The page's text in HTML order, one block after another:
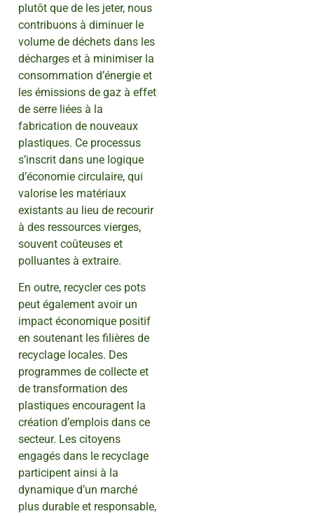
plutôt que de les jeter, nous
contribuons à diminuer le
volume de déchets dans les
décharges et à minimiser la
consommation d’énergie et
les émissions de gaz à effet
de serre liées à la
fabrication de nouveaux
plastiques. Ce processus
s’inscrit dans une logique
d’économie circulaire, qui
valorise les matériaux
existants au lieu de recourir
à des ressources vierges,
souvent coûteuses et
polluantes à extraire.
En outre, recycler ces pots
peut également avoir un
impact économique positif
en soutenant les filières de
recyclage locales. Des
programmes de collecte et
de transformation des
plastiques encouragent la
création d’emplois dans ce
secteur. Les citoyens
engagés dans le recyclage
participent ainsi à la
dynamique d’un marché
plus durable et responsable,